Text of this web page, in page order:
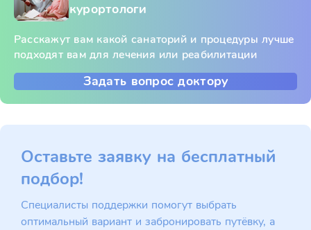
курортологи
Расскажут вам какой санаторий и процедуры лучше
подходят вам для лечения или реабилитации
Задать вопрос доктору
Оставьте заявку на бесплатный
подбор!
Специалисты поддержки помогут выбрать
оптимальный вариант и забронировать путёвку, а